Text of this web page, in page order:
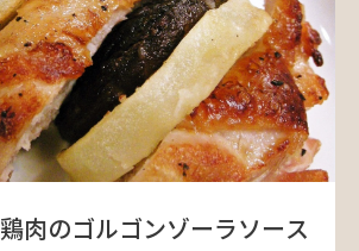
鶏肉のゴルゴンゾーラソース